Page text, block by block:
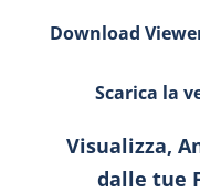
Download
Scarica la
Visualizza,
dalle tue